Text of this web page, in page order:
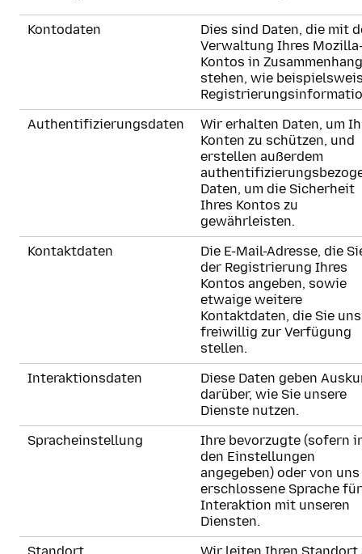
Kontodaten
Dies sind Daten, die mit
Verwaltung Ihres
Kontos in Zusammenhang
stehen, wie
Authentifizierungsdaten
Wir erhalten Daten, um
Konten zu schützen, und
erstellen außerdem
Daten, um die Sicherheit
Ihres Kontos zu
gewährleisten.
Kontaktdaten
Die E-Mail-Adresse, die
der Registrierung Ihres
Kontos angeben, sowie
etwaige weitere
Kontaktdaten, die Sie uns
freiwillig zur Verfügung
stellen.
Interaktionsdaten
Diese Daten geben
darüber, wie Sie unsere
Dienste nutzen.
Spracheinstellung
Ihre bevorzugte (sofern
den Einstellungen
angegeben) oder von uns
erschlossene Sprache
Interaktion mit unseren
Diensten.